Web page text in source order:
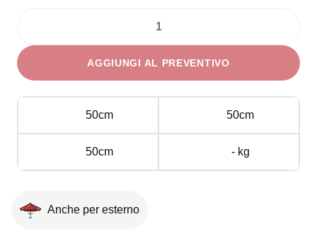
Sfera
Siepe
quantità
AGGIUNGI AL PREVENTIVO
50cm 50cm
50cm - kg
Anche per esterno